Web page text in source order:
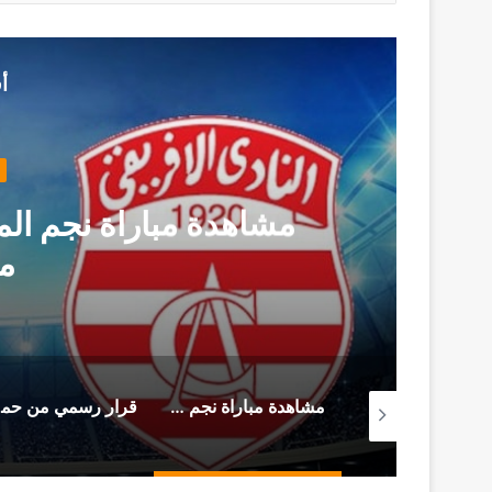
مشاهدة مباراة نجم
مشاهدة مباراة نجم المتلوي و النادي الإفريقي (بث مباشر)